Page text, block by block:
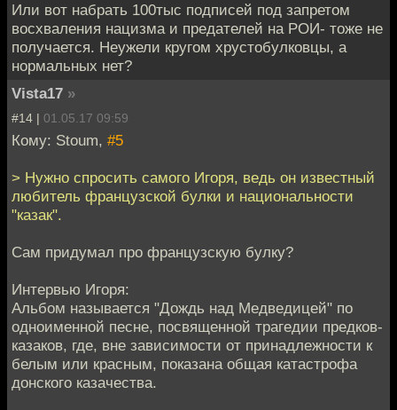
Или вот набрать 100тыс подписей под запретом
восхваления нацизма и предателей на РОИ- тоже не
получается. Неужели кругом хрустобулковцы, а
нормальных нет?
Vista17 »
#14 | 01.05.17 09:59
Кому: Stoum, #5
> Нужно спросить самого Игоря, ведь он известный
любитель французской булки и национальности
"казак".
Сам придумал про французскую булку?
Интервью Игоря:
Альбом называется "Дождь над Медведицей" по
одноименной песне, посвященной трагедии предков-
казаков, где, вне зависимости от принадлежности к
белым или красным, показана общая катастрофа
донского казачества.